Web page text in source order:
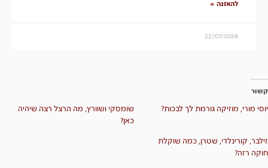
להאזנה »
22/07/2026
קשור
יוסי מורי, מוזיקה גורמת לך לבכות?
שומסקי ושוורץ, מה הרצל רצה שיהיה
כאן?
זילבר, קורינלדי, שטרן, כמה שוקלת
חוקה רזה?